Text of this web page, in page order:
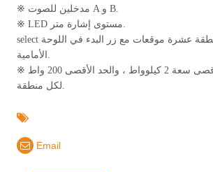
※ مدخلين للصوت A و B.
※ LED مستوى إشارة متر.
select ﻣﻔﺘﺎح ﻣﺤﺪد ﻟﻤﻨﻄﻘﺔ ﻋﺸﺮة ﻣﻮﻗﻌﺎت ﻣﻊ زر اﻟﺒﺪء ﻓﻲ اﻟﻠﻮﺣﺔ
اﻷﻣﺎﻣﻴﺔ.
※ معالجة الطاقة: أقصى سعة 2 كيلوواط ، والحد الأقصى 200 واط
لكل منطقة.
Email